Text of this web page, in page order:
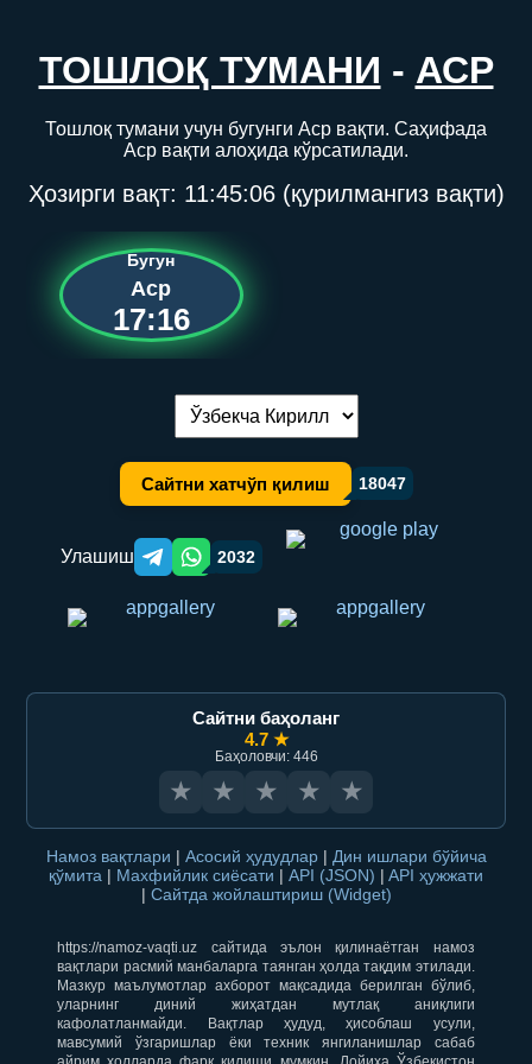
ТОШЛОҚ ТУМАНИ - АСР
Тошлоқ тумани учун бугунги Аср вақти. Саҳифада
Аср вақти алоҳида кўрсатилади.
Ҳозирги вақт: 11:45:07(қурилмангиз вақти)
Бугун
Аср
17:16
Тилни алмаштириш:
Сайтни хатчўп қилиш 18047
Улашиш Telegram orqali ulashish
WhatsApp orqali ulashish
2032
Сайтни баҳоланг
4.7 ★
Баҳоловчи: 446
★ ★ ★ ★ ★
Намоз вақтлари | Асосий ҳудудлар | Дин ишлари бўйича
қўмита | Махфийлик сиёсати | API (JSON) | API ҳужжати
| Сайтда жойлаштириш (Widget)
https://namoz-vaqti.uz сайтида эълон қилинаётган намоз
вақтлари расмий манбаларга таянган ҳолда тақдим этилади.
Мазкур маълумотлар ахборот мақсадида берилган бўлиб,
уларнинг диний жиҳатдан мутлақ аниқлиги
кафолатланмайди. Вақтлар ҳудуд, ҳисоблаш усули,
мавсумий ўзгаришлар ёки техник янгиланишлар сабаб